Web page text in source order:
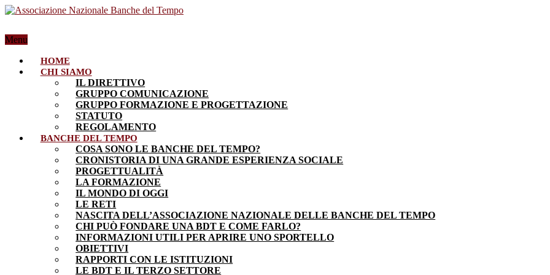
Menu
HOME
CHI SIAMO
IL DIRETTIVO
GRUPPO COMUNICAZIONE
GRUPPO FORMAZIONE E PROGETTAZIONE
STATUTO
REGOLAMENTO
BANCHE DEL TEMPO
COSA SONO LE BANCHE DEL TEMPO?
CRONISTORIA DI UNA GRANDE ESPERIENZA SOCIALE
PROGETTUALITÀ
LA FORMAZIONE
IL MONDO DI OGGI
LE RETI
NASCITA DELL’ASSOCIAZIONE NAZIONALE DELLE BANCHE DEL TEMPO
CHI PUÒ FONDARE UNA BDT E COME FARLO?
INFORMAZIONI UTILI PER APRIRE UNO SPORTELLO
OBIETTIVI
RAPPORTI CON LE ISTITUZIONI
LE BDT E IL TERZO SETTORE